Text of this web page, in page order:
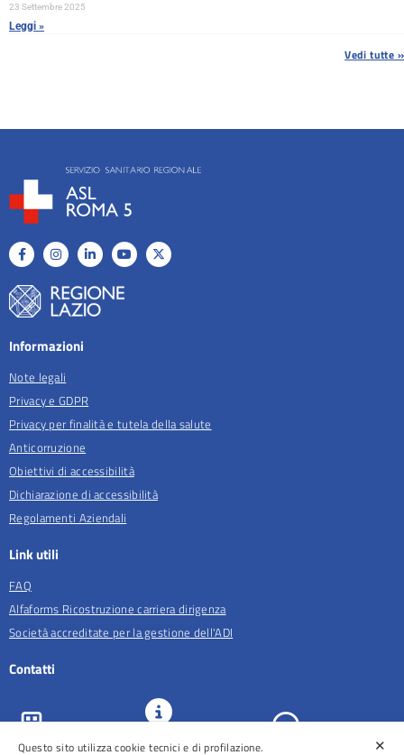
23 Settembre 2025
Leggi »
Vedi tutte »
Informazioni
Note legali
Privacy e GDPR
Privacy per finalità e tutela della salute
Anticorruzione
Obiettivi di accessibilità
Dichiarazione di accessibilità
Regolamenti Aziendali
Link utili
FAQ
Alfaforms Ricostruzione carriera dirigenza
Società accreditate per la gestione dell'ADI
Contatti
URP e
✕
Questo sito utilizza cookie tecnici e di profilazione.